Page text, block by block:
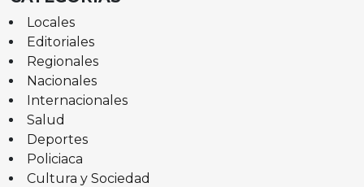
Locales
Editoriales
Regionales
Nacionales
Internacionales
Salud
Deportes
Policiaca
Cultura y Sociedad